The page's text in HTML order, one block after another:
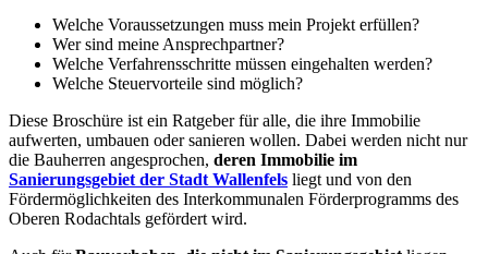
Welche Voraussetzungen muss mein Projekt erfüllen?
Wer sind meine Ansprechpartner?
Welche Verfahrensschritte müssen eingehalten werden?
Welche Steuervorteile sind möglich?
Diese Broschüre ist ein Ratgeber für alle, die ihre Immobilie
aufwerten, umbauen oder sanieren wollen. Dabei werden nicht nur
die Bauherren angesprochen, deren Immobilie im
Sanierungsgebiet der Stadt Wallenfels liegt und von den
Fördermöglichkeiten des Interkommunalen Förderprogramms des
Oberen Rodachtals gefördert wird.